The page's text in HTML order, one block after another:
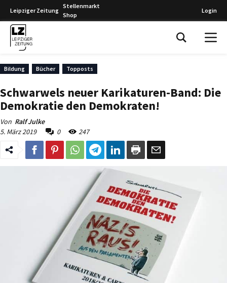
Leipziger Zeitung
Stellenmarkt
Shop
Login
Bildung Bücher Topposts
Schwarwels neuer Karikaturen-Band: Die
Demokratie den Demokraten!
Von Ralf Julke
5. März 2019
0 247